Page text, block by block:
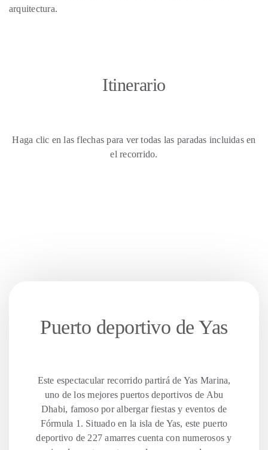
arquitectura.
Itinerario
Haga clic en las flechas para ver todas las paradas incluidas en
el recorrido.
Puerto deportivo de Yas
Este espectacular recorrido partirá de Yas Marina,
uno de los mejores puertos deportivos de Abu
Dhabi, famoso por albergar fiestas y eventos de
Fórmula 1. Situado en la isla de Yas, este puerto
deportivo de 227 amarres cuenta con numerosos y